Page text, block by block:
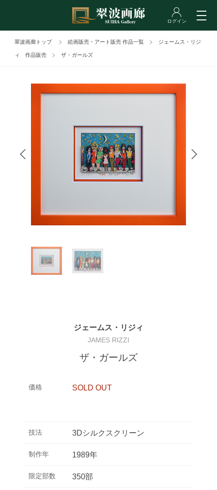
翠波画廊トップ 絵画販売・アート販売 作品一覧 ジェームス・リジ
ィ 作品販売 ザ・ガールズ
ジェームス・リジィ
JAMES RIZZI
ザ・ガールズ
価格 SOLD OUT
技法 3Dシルクスクリーン
制作年 1989年
限定部数 350部